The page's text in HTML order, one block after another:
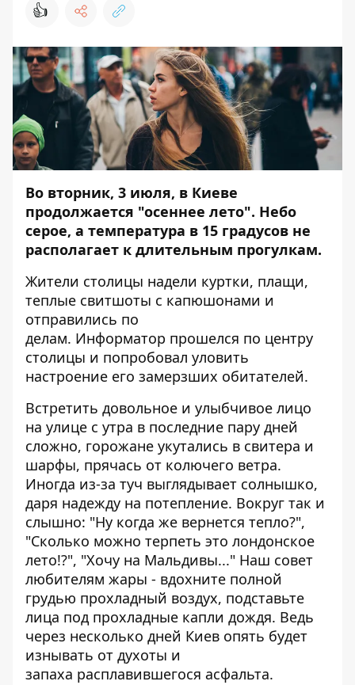
👍
Во вторник, 3 июля, в Киеве
продолжается "осеннее лето". Небо
серое, а температура в 15 градусов не
располагает к длительным прогулкам.
Жители столицы надели куртки, плащи,
теплые свитшоты с капюшонами и
отправились по
делам. Информатор прошелся по центру
столицы и попробовал уловить
настроение его замерзших обитателей.
Встретить довольное и улыбчивое лицо
на улице с утра в последние пару дней
сложно, горожане укутались в свитера и
шарфы, прячась от колючего ветра.
Иногда из-за туч выглядывает солнышко,
даря надежду на потепление. Вокруг так и
слышно: "Ну когда же вернется тепло?",
"Сколько можно терпеть это лондонское
лето!?", "Хочу на Мальдивы..." Наш совет
любителям жары - вдохните полной
грудью прохладный воздух, подставьте
лица под прохладные капли дождя. Ведь
через несколько дней Киев опять будет
изнывать от духоты и
запаха расплавившегося асфальта.